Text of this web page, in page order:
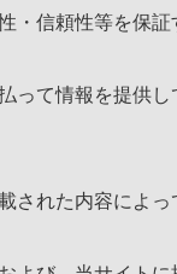
・信頼性等を保証
って情報を提供
された内容によ